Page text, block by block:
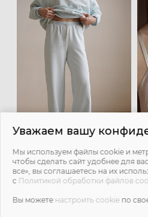
Брюки широкие Ритм премиум -
голубой
3 500 ₽ 5 900 ₽ 5
Уважаем вашу
Мы используем файлы cookie и
чтобы сделать сайт удобнее для
все», вы соглашаетесь на их
с Политикой обработки файлов
Вы можете настроить cookie по